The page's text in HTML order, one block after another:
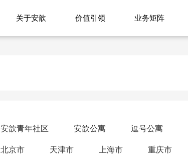
关于安歆 价值引领 业务矩阵
安歆青年社区 安歆公寓 逗号公寓
北京市 天津市 上海市 重庆市